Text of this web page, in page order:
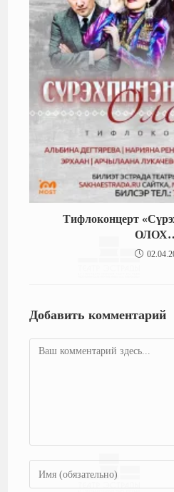
Тифлоконцерт
Добавить комментарий